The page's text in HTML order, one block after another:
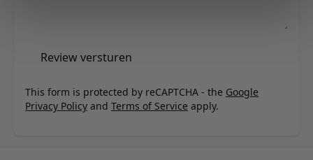
Review versturen
This form is protected by reCAPTCHA - the Google
Privacy Policy and Terms of Service apply.